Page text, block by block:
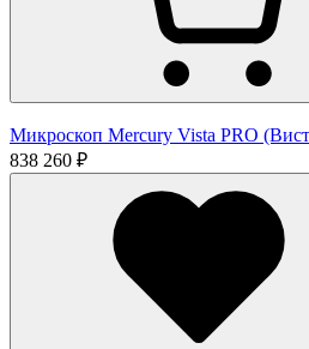
Микроскоп Mercury Vista PRO
838 260 ₽